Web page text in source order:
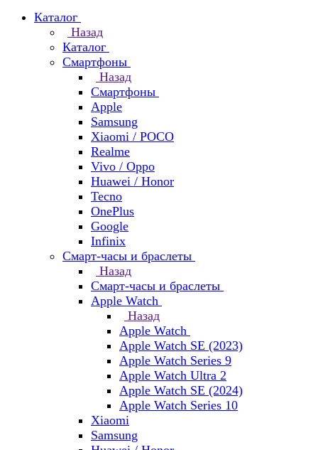
Каталог
Назад
Каталог
Смартфоны
Назад
Смартфоны
Apple
Samsung
Xiaomi / POCO
Realme
Vivo / Oppo
Huawei / Honor
Tecno
OnePlus
Google
Infinix
Смарт-часы и браслеты
Назад
Смарт-часы и браслеты
Apple Watch
Назад
Apple Watch
Apple Watch SE (2023)
Apple Watch Series 9
Apple Watch Ultra 2
Apple Watch SE (2024)
Apple Watch Series 10
Xiaomi
Samsung